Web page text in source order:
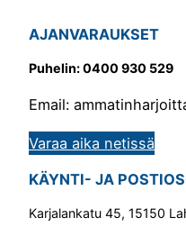
AJANVARAUKSET
Puhelin: 0400 930 529
Email:
Varaa aika netissä
KÄYNTI- JA
Karjalankatu 45, 15150